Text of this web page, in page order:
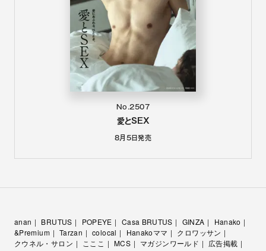
No.2507
愛とSEX
8月5日発売
anan BRUTUS POPEYE Casa BRUTUS GINZA
Hanako
&Premium
Tarzan colocal Hanakoママ
クロワッサン
クウネル・サロン
こここ MCS マガジンワールド
広告掲載